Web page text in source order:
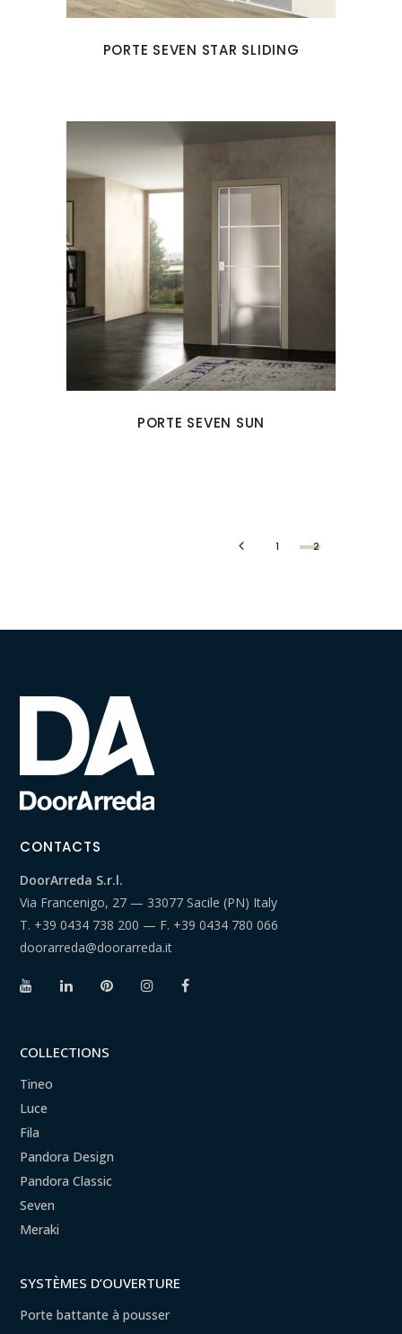
PORTE SEVEN STAR SLIDING
PORTE SEVEN SUN
1 2
CONTACTS
DoorArreda S.r.l.
Via Francenigo, 27 — 33077 Sacile (PN) Italy
T. +39 0434 738 200 — F. +39 0434 780 066
doorarreda@doorarreda.it
COLLECTIONS
Tineo
Luce
Fila
Pandora Design
Pandora Classic
Seven
Meraki
SYSTÈMES D’OUVERTURE
Porte battante à pousser